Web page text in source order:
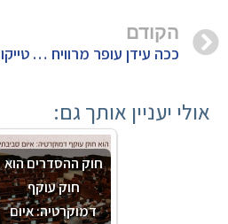
הקודם
ככה עידן עופר מרוויח מהקונדנסט שמרעיל אותנו
אולי יעניין אותך גם:
חוק ההסדרים הוא
חוק עוקף
דמוקרטיה: איום